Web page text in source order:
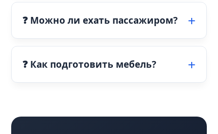
❓ Можно ли ехать пассажиром?
❓ Как подготовить мебель?